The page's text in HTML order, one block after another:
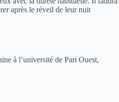
après le réveil de leur nuit
à l’université de Pari Ouest,